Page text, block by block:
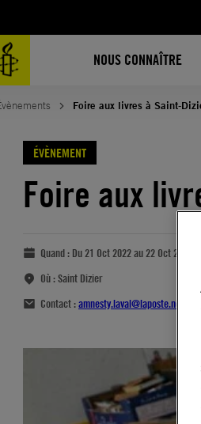
NOUS CONNAÎTRE
Foire aux livres à Saint-
ÉVÈNEMENT
Foire aux
Quand : Du 21 Oct 2022 au 22 Oct 2022
Où :Saint Dizier
Contact :amnesty.laval@laposte.net